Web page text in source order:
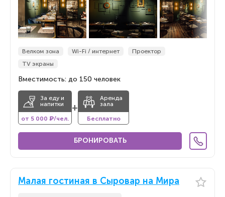
По новизне
Велком зона Wi-Fi / интернет
Проектор
TV экраны
Вместимость: до 150 человек
За еду и
напитки
от 5 000 ₽/чел.
+
Аренда
зала
Бесплатно
БРОНИРОВАТЬ
Малая гостиная в Сыровар на Мира